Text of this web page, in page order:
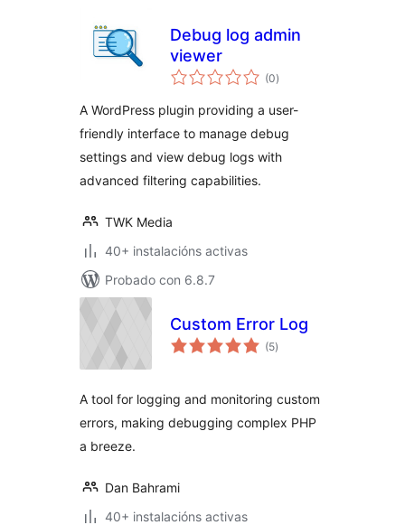
Debug log admin
viewer
(0valoracións
totais
)
A WordPress plugin providing a user-
friendly interface to manage debug
settings and view debug logs with
advanced filtering capabilities.
TWK Media
40+ instalacións activas
Probado con 6.8.7
Custom Error Log
(5valoracións
totais
)
A tool for logging and monitoring custom
errors, making debugging complex PHP
a breeze.
Dan Bahrami
40+ instalacións activas